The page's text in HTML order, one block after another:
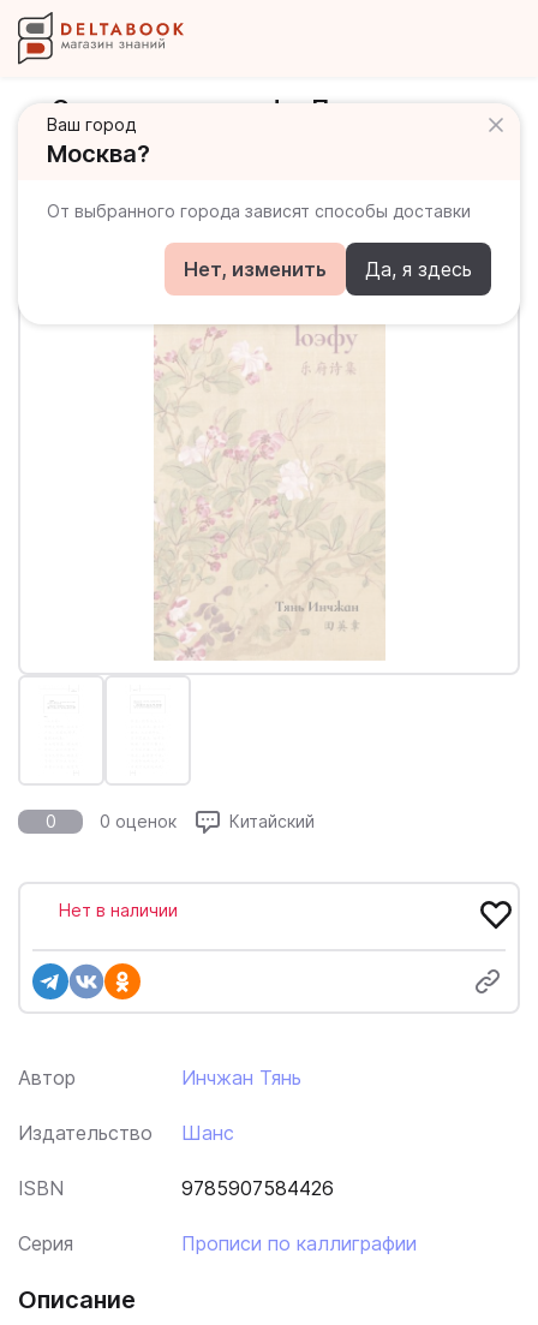
Ваш город
Москва?
От выбранного города зависят способы доставки
Нет, изменить Да, я здесь
Стихи в жанре юэфу. Прописи по
каллиграфии
0 0 оценок Китайский
Автор Инчжан Тянь
Издательство Шанс
ISBN 9785907584426
Серия Прописи по каллиграфии
Нет в наличии
Описание